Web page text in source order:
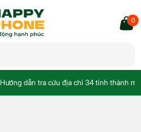
0
Hướng dẫn tra cứu địa chỉ 34 tỉnh thành